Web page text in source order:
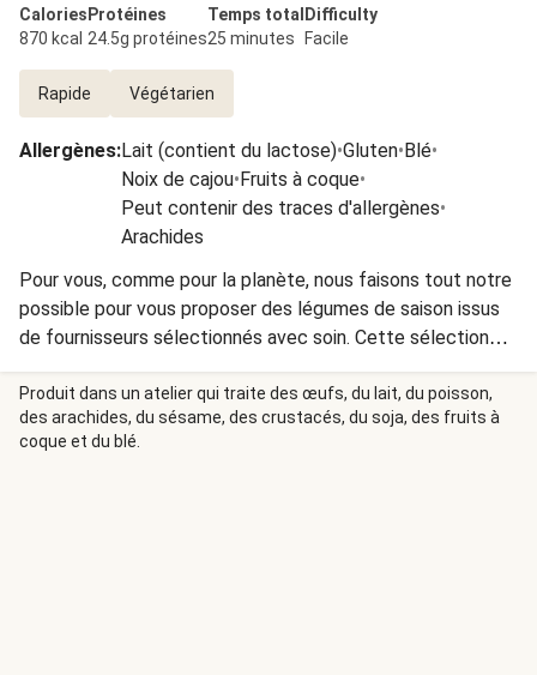
Calories
870 kcal
Protéines
24.5g protéines
Temps total
25 minutes
Difficulty
Facile
Rapide Végétarien
Allergènes:Lait (contient du lactose)•Gluten•Blé•
Noix de cajou•Fruits à coque•
Peut contenir des traces d'allergènes•
Arachides
Pour vous, comme pour la planète, nous faisons tout notre
possible pour vous proposer des légumes de saison issus
de fournisseurs sélectionnés avec soin. Cette sélection
rigoureuse garantit des ingrédients riches en saveurs, pour
le plus grand plaisir de vos papilles. Le pesto utilisé dans
ce plat contient de la présure animale. Retrouvez l’origine
des ingrédients présents dans vos recettes :
Produit dans un atelier qui traite des œufs, du lait, du poisson,
des arachides, du sésame, des crustacés, du soja, des fruits à
coque et du blé.